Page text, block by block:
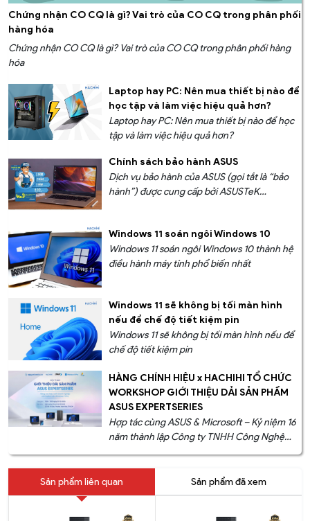
Chứng nhận CO CQ là gì? Vai trò của CO CQ trong phân phối
hàng hóa
Chứng nhận CO CQ là gì? Vai trò của CO CQ trong phân phối hàng
hóa
Laptop hay PC: Nên mua thiết bị nào để
học tập và làm việc hiệu quả hơn?
Laptop hay PC: Nên mua thiết bị nào để học
tập và làm việc hiệu quả hơn?
Chính sách bảo hành ASUS
Dịch vụ bảo hành của ASUS (gọi tắt là “bảo
hành”) được cung cấp bởi ASUSTeK
mới xuất xưởng (gọi là “sản phẩm”) đính kèm
sổ bảo hành này, theo những điều khoản và
điều kiện nhất định.
Windows 11 soán ngôi Windows 10
Windows 11 soán ngôi Windows 10 thành hệ
điều hành máy tính phổ biến nhất
Windows 11 sẽ không bị tối màn hình
nếu để chế độ tiết kiệm pin
Windows 11 sẽ không bị tối màn hình nếu để
chế độ tiết kiệm pin
HÀNG CHÍNH HIỆU x HACHIHI TỔ CHỨC
WORKSHOP GIỚI THIỆU DẢI SẢN PHẨM
ASUS EXPERTSERIES
Hợp tác cùng ASUS & Microsoft – Kỷ niệm 16
năm thành lập Công ty TNHH Công Nghệ
Sản phẩm liên quan Sản phẩm đã xem